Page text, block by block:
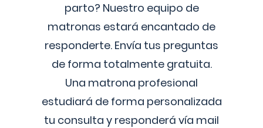
parto? Nuestro equipo de
matronas estará encantado de
responderte. Envía tus preguntas
de forma totalmente gratuita.
Una matrona profesional
estudiará de forma personalizada
tu consulta y responderá vía mail